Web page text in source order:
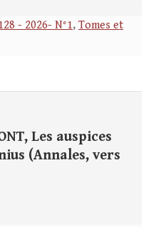
- 2026- N°1, Tomes et
Les auspices
(Annales, vers